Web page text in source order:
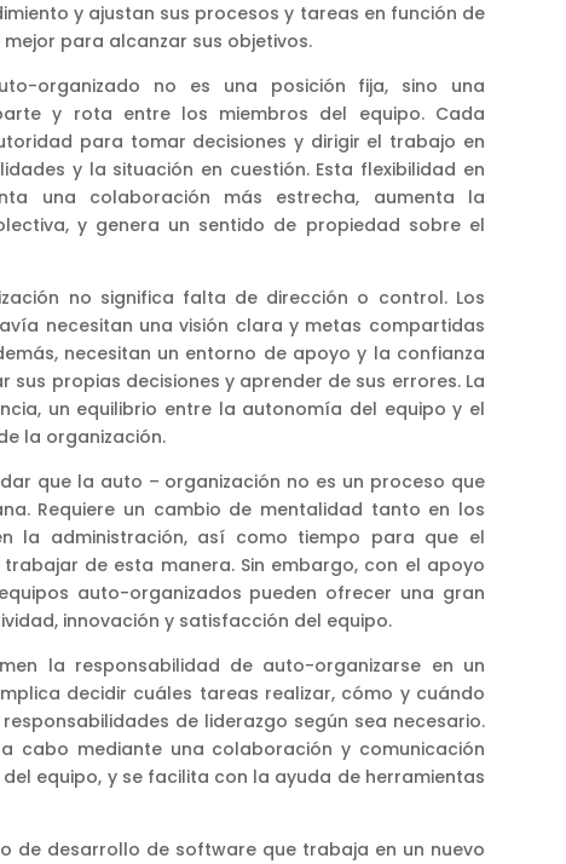
y ajustan sus procesos y tareas en función de
para alcanzar sus objetivos.
organizado no es una posición fija, sino una
y rota entre los miembros del equipo. Cada
para tomar decisiones y dirigir el trabajo en
y la situación en cuestión. Esta flexibilidad en
una colaboración más estrecha, aumenta la
y genera un sentido de propiedad sobre el
no significa falta de dirección o control. Los
necesitan una visión clara y metas compartidas
necesitan un entorno de apoyo y la confianza
propias decisiones y aprender de sus errores. La
un equilibrio entre la autonomía del equipo y el
la organización.
que la auto – organización no es un proceso que
Requiere un cambio de mentalidad tanto en los
la administración, así como tiempo para que el
de esta manera. Sin embargo, con el apoyo
auto-organizados pueden ofrecer una gran
innovación y satisfacción del equipo.
la responsabilidad de auto-organizarse en un
decidir cuáles tareas realizar, cómo y cuándo
de liderazgo según sea necesario.
cabo mediante una colaboración y comunicación
equipo, y se facilita con la ayuda de herramientas
de desarrollo de software que trabaja en un nuevo